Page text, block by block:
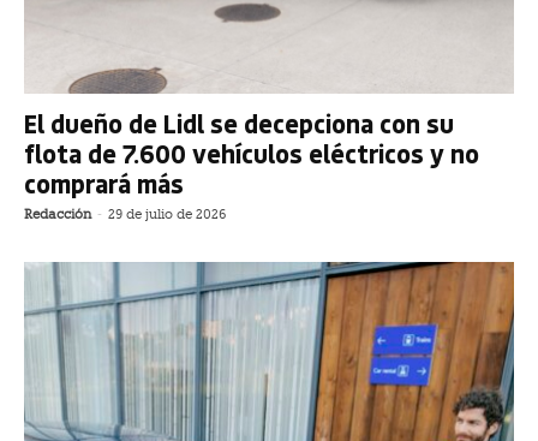
El dueño de Lidl se decepciona con su
flota de 7.600 vehículos eléctricos y no
comprará más
Redacción - 29 de julio de 2026